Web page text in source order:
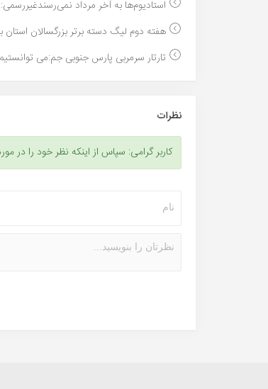
استادیوم‌ها به آخر مرداد
هفته دوم لیگ دسته برتر بزرگسالان استان
تارتار سرمربی پارس جنوبی جم:می
نظرات
کاربر گرامی: سپاس از اینکه نظر خود را در